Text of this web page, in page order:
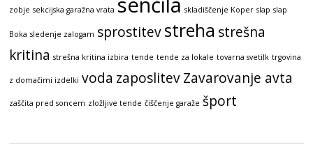
zobje sekcijska garažna vrata skladiščenje Koper slap slap
Boka sledenje zalogam sprostitevstreha strešna
kritina strešna kritina izbira tende tende za lokale tovarna svetilk trgovina
z domačimi izdelki voda zaposlitevZavarovanje avta
zaščita pred soncem zložljive tende čiščenje garaže šport